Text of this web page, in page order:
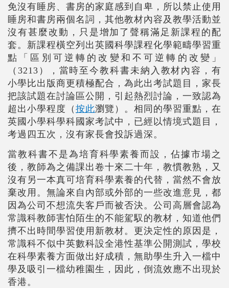
免沒有睡房、書房的家庭感到自卑，所以禁止使用
睡房和書房兩個名詞，其他教材內容及教學活動並
沒有甚麼改動，只是增加了聲稱滿足新課程的配
套。新課程橫空列出英國科學課程化學範疇學習重
點「區別可逆轉的改變和不可逆轉的改變」
（ 3213 ），當時至今教科書未納入教材內容，有
小學比出版商更積極配合，為此出考試題目，家長
把該試題在討論區公開，引起熱烈討論，一致認為
超出小學程度（ 按此瀏覽） 。 相同的學習重點，在
英國小學科學科國家考試中，已經以情境式題目，
考過四五次，沒有家長會投訴過深。
當教科書不是為培育科學素養而設，佔據市場之
後，教師為之備課出卷十來二十年，教慣教熟，又
沒有另一本真可培育科學素養的代替，當然不會放
棄改用。無論來自內部或外部的一些改進意見，都
因為公司不想流失客戶而被否決。公司高層會認為
常識科教師害怕陌生的不能駕馭的教材，知道他們
擠不出時間學習使用新教材。更決定性的原因是，
常識科不似中英數科設全港性基準公開測試，學校
在科學素養方面做出好成積，無助學生升入一檔中
學及吸引一檔幼稚園生，因此，倒流效應不出現於
香港。